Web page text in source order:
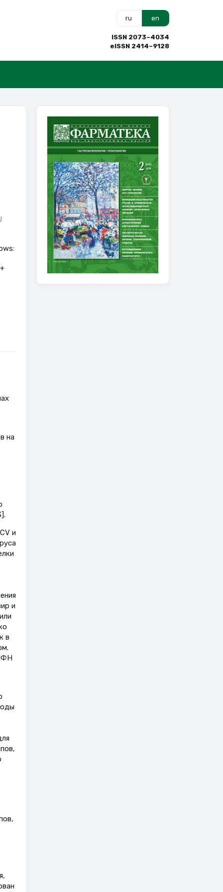
ru en
ISSN 2073–4034
eISSN 2414–9128
на
и
и
в